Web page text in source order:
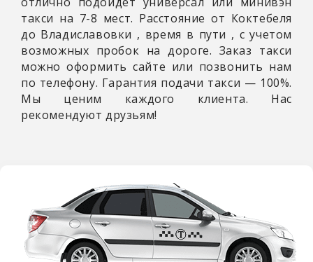
такси на 7-8 мест. Расстояние от Коктебеля
до Владиславовки , время в пути , с учетом
возможных пробок на дороге. Заказ такси
можно оформить сайте или позвонить нам
по телефону. Гарантия подачи такси — 100%.
Мы ценим каждого клиента. Нас
рекомендуют друзьям!